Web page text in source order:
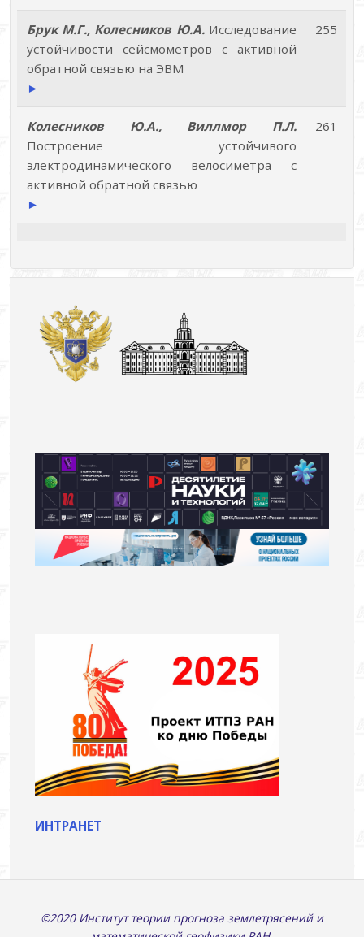
Брук М.Г., Колесников Ю.А.Исследование
устойчивости сейсмометров с активной
обратной связью на ЭВМ
►
255
Колесников Ю.А., Виллмор П.Л.
Построение устойчивого
электродинамического велосиметра с
активной обратной связью
►
261
ИНТРАНЕТ
©2020 Институт теории прогноза землетрясений и